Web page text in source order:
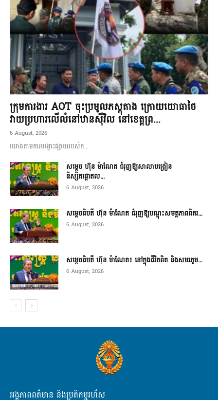
ក្រុមការងារ AOT ចុះប្រមូលភស្តុតាង ក្រោយយោធាថៃ
វាយប្រហារលើលំនៅឋានស៊ីវិល នៅខេត្តព្រ...
6 August, 2026
យោងតាមការបង្ហោះផ្សាយរបស់ក...
សម្តេច ហ៊ុន ម៉ាណែត ជំរុញឱ្យសាលាបង្រៀន
និស្សិតផ្តោតល...
6 August, 2026
សម្តេចធិបតី ហ៊ុន ម៉ាណែត ជំរុញឱ្យបណ្តុះសមត្ថភាពពិតរ...
6 August, 2026
សម្តេចធិបតី ហ៊ុន ម៉ាណែត៖ នៅក្នុងជីវិតពិត និងសមរភូម...
6 August, 2026
អង្គភាពពត៌មាន និងប្រតិកម្មរហ័ស